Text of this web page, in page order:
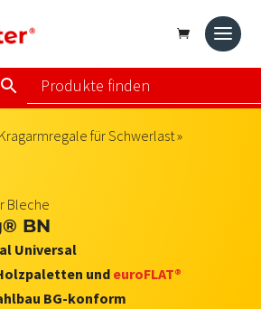
Kragarmregale für Schwerlast»
Bleche
BN
Universal
und euroFLAT®
BG-konform